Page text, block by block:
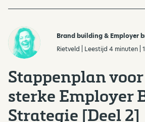
Brand building & Employer
Rietveld | Leestijd 4 minuten |
Stappenplan
sterke Employer
Strategie [Deel 2]